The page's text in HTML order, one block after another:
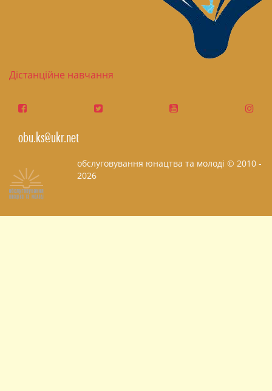
Дістанційне навчання
obu.ks@ukr.net
обслуговування юнацтва та молоді © 2010 -
2026